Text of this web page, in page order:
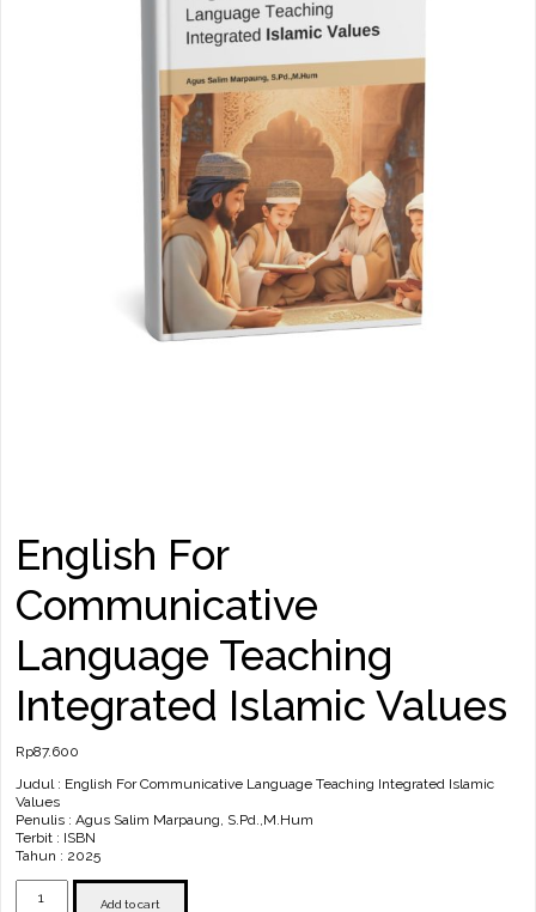
English For
Communicative
Language Teaching
Integrated Islamic Values
Rp87.600
Judul : English For Communicative Language Teaching Integrated Islamic
Values
Penulis : Agus Salim Marpaung, S.Pd.,M.Hum
Terbit : ISBN
Tahun : 2025
English
Add to cart